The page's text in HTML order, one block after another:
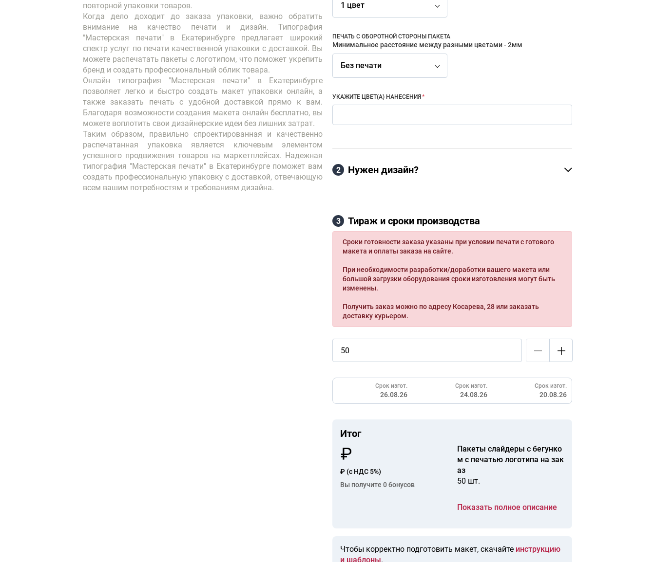
Когда дело доходит до заказа упаковки, важно обратить
внимание на качество печати и дизайн. Типография
"Мастерская печати" в Екатеринбурге предлагает широкий
спектр услуг по печати качественной упаковки с доставкой. Вы
можете распечатать пакеты с логотипом, что поможет укрепить
Онлайн типография "Мастерская печати" в Екатеринбурге
позволяет легко и быстро создать макет упаковки онлайн, а
также заказать печать с удобной доставкой прямо к вам.
Благодаря возможности создания макета онлайн бесплатно, вы
Таким образом, правильно спроектированная и качественно
распечатанная упаковка является ключевым элементом
успешного продвижения товаров на маркетплейсах. Надежная
типография "Мастерская печати" в Екатеринбурге поможет вам
создать профессиональную упаковку с доставкой, отвечающую
всем вашим потребностям и требованиям дизайна.
1 цвет
ПЕЧАТЬ С ОБОРОТНОЙ СТОРОНЫ ПАКЕТА
Минимальное расстояние между разными цветами - 2мм
Без печати
УКАЖИТЕ ЦВЕТ(А) НАНЕСЕНИЯ *
2 Нужен дизайн?
3 Тираж и сроки производства
Сроки готовности заказа указаны при условии печати с готового
макета и оплаты заказа на сайте.
При необходимости разработки/доработки вашего макета или
большой загрузки оборудования сроки изготовления могут быть
изменены.
Получить заказ можно по адресу Косарева, 28 или заказать
доставку курьером.
Срок изгот.
26.08.26
Срок изгот.
24.08.26
Срок изгот.
20.08.26
Итог
₽ (с НДС 5%)
Вы получите 0бонусов
Пакеты слайдеры с бегунко
м с печатью логотипа на зак
аз
50 шт.
Показать полное описание
Чтобы корректно подготовить макет, скачайте инструкцию
и шаблоны.